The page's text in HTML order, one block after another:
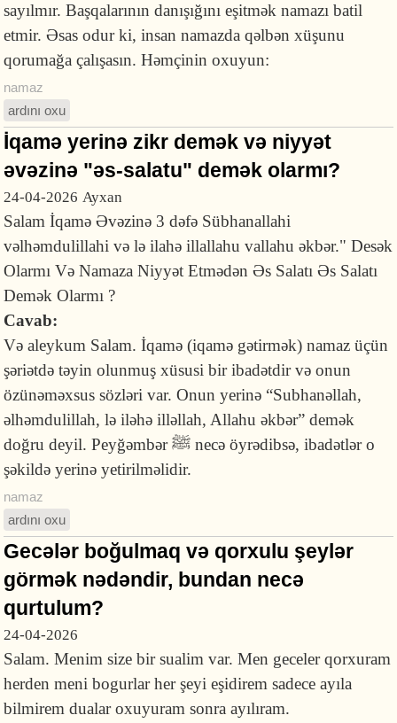
sayılmır. Başqalarının danışığını eşitmək namazı batil
etmir. Əsas odur ki, insan namazda qəlbən xüşunu
qorumağa çalışasın. Həmçinin oxuyun:
namaz
ardını oxu
İqamə yerinə zikr demək və niyyət
əvəzinə "əs-salatu" demək olarmı?
24-04-2026 Ayxan
Salam İqamə Əvəzinə 3 dəfə Sübhanallahi
vəlhəmdulillahi və lə ilahə illallahu vallahu əkbər." Desək
Olarmı Və Namaza Niyyət Etmədən Əs Salatı Əs Salatı
Demək Olarmı ?
Cavab:
Və aleykum Salam. İqamə (iqamə gətirmək) namaz üçün
şəriətdə təyin olunmuş xüsusi bir ibadətdir və onun
özünəməxsus sözləri var. Onun yerinə “Subhanəllah,
əlhəmdulillah, lə iləhə illəllah, Allahu əkbər” demək
doğru deyil. Peyğəmbər ﷺ necə öyrədibsə, ibadətlər o
şəkildə yerinə yetirilməlidir.
namaz
ardını oxu
Gecələr boğulmaq və qorxulu şeylər
görmək nədəndir, bundan necə
qurtulum?
24-04-2026
Salam. Menim size bir sualim var. Men geceler qorxuram
herden meni bogurlar her şeyi eşidirem sadece ayıla
bilmirem dualar oxuyuram sonra ayılıram.